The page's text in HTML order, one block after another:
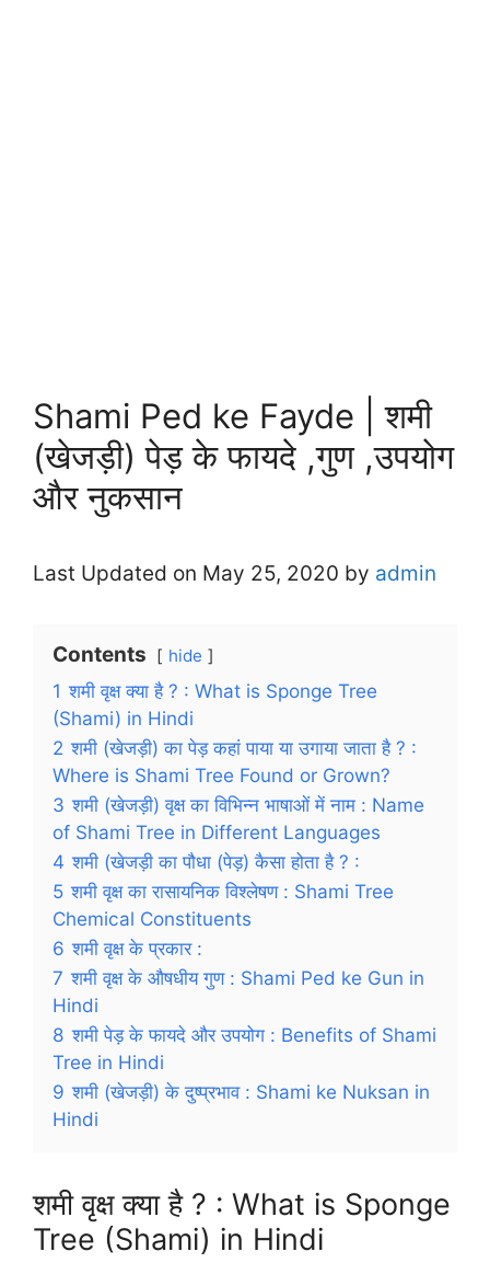
Shami Ped ke Fayde | शमी
(खेजड़ी) पेड़ के फायदे ,गुण ,उपयोग
और नुकसान
Last Updated on May 25, 2020 by admin
Contents hide
1 शमी वृक्ष क्या है ? : What is Sponge Tree
(Shami) in Hindi
2 शमी (खेजड़ी) का पेड़ कहां पाया या उगाया जाता है ? :
Where is Shami Tree Found or Grown?
3 शमी (खेजड़ी) वृक्ष का विभिन्न भाषाओं में नाम : Name
of Shami Tree in Different Languages
4 शमी (खेजड़ी का पौधा (पेड़) कैसा होता है ? :
5 शमी वृक्ष का रासायनिक विश्लेषण : Shami Tree
Chemical Constituents
6 शमी वृक्ष के प्रकार :
7 शमी वृक्ष के औषधीय गुण : Shami Ped ke Gun in
Hindi
8 शमी पेड़ के फायदे और उपयोग : Benefits of Shami
Tree in Hindi
9 शमी (खेजड़ी) के दुष्प्रभाव : Shami ke Nuksan in
Hindi
शमी वृक्ष क्या है ? : What is Sponge
Tree (Shami) in Hindi